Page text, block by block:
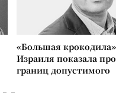
«Большая
Израиля показала
границ допустимого